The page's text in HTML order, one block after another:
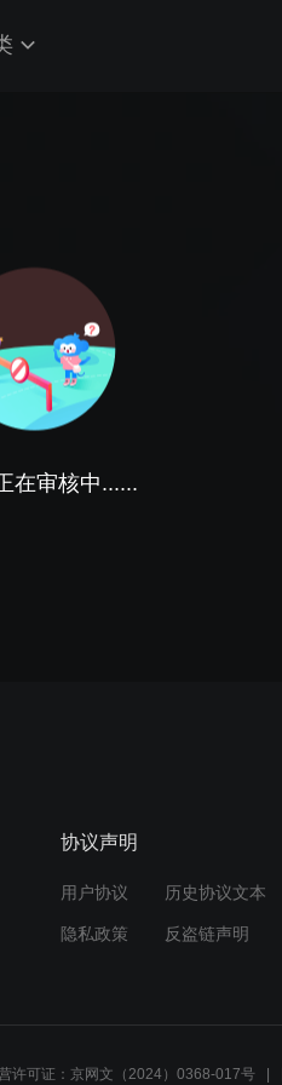
在审核中......
协议声明
用户协议 历史协议文本
隐私政策 反盗链声明
许可证：京网文（2024）0368-017号